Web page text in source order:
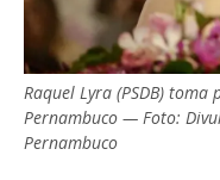
Raquel Lyra (PSDB) toma
Pernambuco — Foto:
Pernambuco